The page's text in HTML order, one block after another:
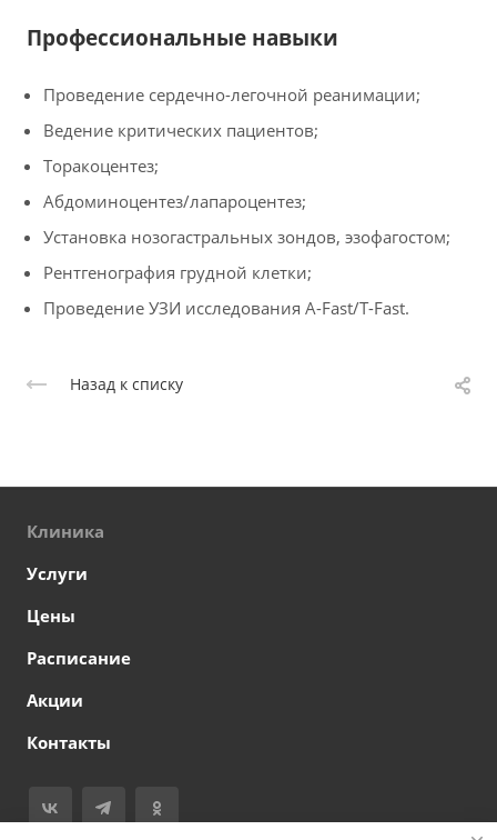
Профессиональные навыки
Проведение сердечно-легочной реанимации;
Ведение критических пациентов;
Торакоцентез;
Абдоминоцентез/лапароцентез;
Установка нозогастральных зондов, эзофагостом;
Рентгенография грудной клетки;
Проведение УЗИ исследования A-Fast/T-Fast.
Назад к списку
Клиника
Услуги
Цены
Расписание
Акции
Контакты